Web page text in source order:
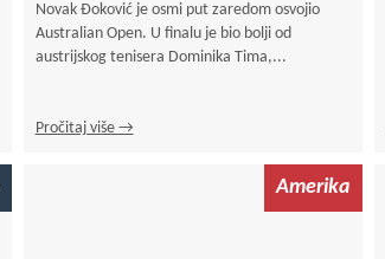
Novak Đoković je osmi put zaredom osvojio
Australian Open. U finalu je bio bolji od
austrijskog tenisera Dominika Tima,...
Pročitaj više →
Amerika